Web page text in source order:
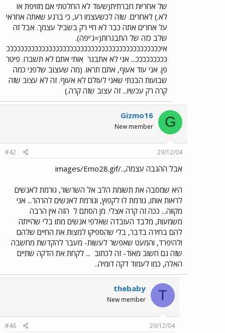
של אחריות חברתית(שעוד לא החלטתי אם מזויפת או
לא.) לאחרים. שזה לכשעצמו רע, כי ברגע שאתה אחראי
על אחרים אתה כבר לא חיי רק בשביל עצמך. אבל זה
שלב כזה של התבגרות(=ג'יפה).
איככככככככככככככככככככככככככככככככככככככככככככ
כככככככככ... אני לא אתבגר אותי אתם לא תשברו. פיטר
פן. אני עוד אעוף, אתם תראו. (מה שעצוב שלפני כמה
שבועות הבנתי שאני לעולם לא אעוף. זה לא עצוב שזה
קרה רק עכשיו... זה עצוב שזה קרה.)
G
Gizmo16
New member
29/12/04
#42
אבל ההגבה עצמה,../images/Emo28.gif
היא שמסבה את תשומת הלב אל השרשור, גורמת לאנשים
לראות אותו, גורמת לו לקפוץ, וגורמת לאנשים להרהר... אני
מקווה... ככה זה קרה אצלי. מן הסתם ל הזה אין הרבה
משמעות, מלבד העובדה שאלפי אנשים מתו בלי שהייתה
להם בחירה בדבר, בלי שהספיקו למצות את החיים שלהם
ולהיפרד, והמעט שאפשר לעשות- מעבר להקדשת מחשבה
שזה גם חשוב מאוד- זה לכתוב ... לקחת את הדקה שתיים
האלה, כמו לעמוד דקה דומיה..
T
thebaby
New member
29/12/04
#46